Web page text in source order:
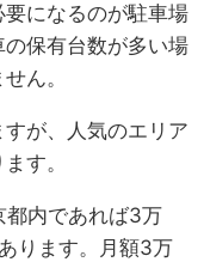
になるのが駐車場
保有台数が多い場
ん。
が、人気のエリア
す。
内であれば3万
ります。月額3万